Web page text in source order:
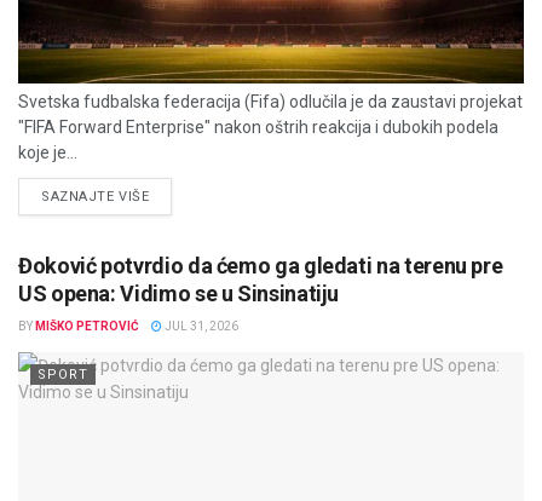
Svetska fudbalska federacija (Fifa) odlučila je da zaustavi projekat
"FIFA Forward Enterprise" nakon oštrih reakcija i dubokih podela
koje je...
SAZNAJTE VIŠEDETAILS
Đoković potvrdio da ćemo ga gledati na terenu pre
US opena: Vidimo se u Sinsinatiju
BY MIŠKO PETROVIĆ JUL 31, 2026
SPORT